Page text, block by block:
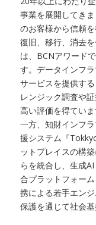
事業を展開してき
のお客様から信頼
復旧、移行、消去
は、BCNアワード
す。データインフ
サービスを提供す
レンジック調査や
高い評価を得ていま
一方、知財インフ
援システム『
ットプレイスの構
らを統合し、生成
合プラットフォー
携による若手エン
保護を通じて社会